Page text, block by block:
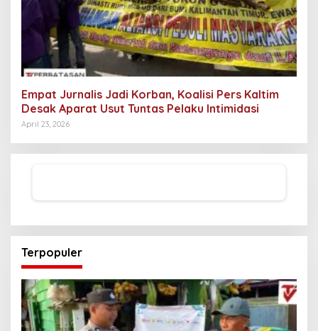
Empat Jurnalis Jadi Korban, Koalisi Pers Kaltim
Desak Aparat Usut Tuntas Pelaku Intimidasi
April 23, 2026
Terpopuler